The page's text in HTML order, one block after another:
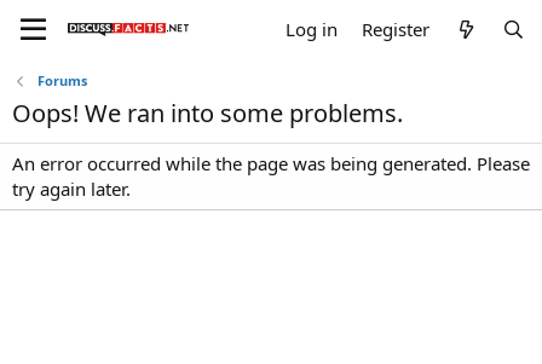
Log in Register
Forums
Oops! We ran into some problems.
An error occurred while the page was being generated. Please
try again later.